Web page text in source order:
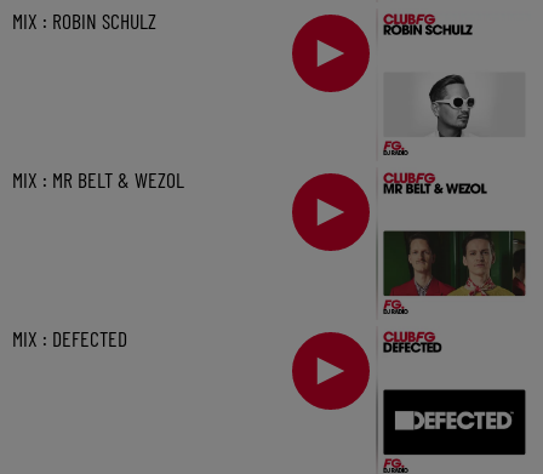
MIX : ROBIN SCHULZ
MIX : MR BELT & WEZOL
MIX : DEFECTED